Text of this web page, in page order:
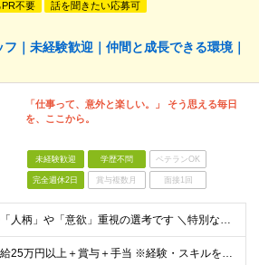
PR不要 話を聞きたい応募可
フ｜未経験歓迎｜仲間と成長できる環境｜
「仕事って、意外と楽しい。」 そう思える毎日
を、ここから。
未経験歓迎 学歴不問 ベテランOK
完全週休2日 賞与複数月 面接1回
◎「人柄」や「意欲」重視の選考です ＼特別なスキル・経験は必要なし／ ￣￣￣￣￣￣￣￣￣￣￣￣￣￣￣￣ ■完全未経験歓迎 ■学歴不問 ■第二新卒歓迎 ■既卒、フリーターの方もOK ＼こんな方が向い
月給25万円以上＋賞与＋手当 ※経験・スキルを考慮して決定します ※インセンティブが発生する案件もあります。 ※企業により内容は一部変更となる可能性があります。 ※試用期間・残業代については、紹介先